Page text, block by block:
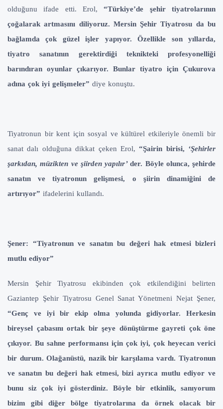
olduğunu ifade etti. Erol,“Türkiye’de şehir tiyatrolarının
çoğalarak artmasını diliyoruz. Mersin Şehir Tiyatrosu da bu
bağlamda çok güzel işler yapıyor. Özellikle son yıllarda,
tiyatro sanatının gerektirdiği teknikteki profesyonelliği
barındıran oyunlar çıkarıyor. Bunlar tiyatro için Çukurova
adına çok iyi gelişmeler” diye konuştu.
Tiyatronun bir kent için sosyal ve kültürel etkileriyle önemli bir
sanat dalı olduğuna dikkat çeken Erol,“Şairin birisi, ‘Şehirler
şarkıdan, müzikten ve şiirden yapılır’der. Böyle olunca, şehirde
sanatın ve tiyatronun gelişmesi, o şiirin dinamiğini de
artırıyor” ifadelerini kullandı.
Şener: “Tiyatronun ve sanatın bu değeri hak etmesi bizleri
mutlu ediyor”
Mersin Şehir Tiyatrosu ekibinden çok etkilendiğini belirten
Gaziantep Şehir Tiyatrosu Genel Sanat Yönetmeni Nejat Şener,
“Genç ve iyi bir ekip olma yolunda gidiyorlar. Herkesin
bireysel çabasını ortak bir şeye dönüştürme gayreti çok öne
çıkıyor. Bu sahne performansı için çok iyi, çok heyecan verici
bir durum. Olağanüstü, nazik bir karşılama vardı. Tiyatronun
ve sanatın bu değeri hak etmesi, bizi ayrıca mutlu ediyor ve
bunu siz çok iyi gösterdiniz. Böyle bir etkinlik, sanıyorum
bizim gibi diğer bölge tiyatrolarına da örnek olacak bir